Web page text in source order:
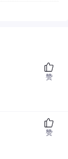
赞
赞